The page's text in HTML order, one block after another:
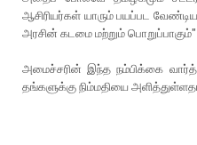
ஆசிரியர்கள் யாரும் பயப்பட
அரசின் கடமை மற்றும்
அமைச்சரின் இந்த நம்பிக்கை
தங்களுக்கு நிம்மதியை